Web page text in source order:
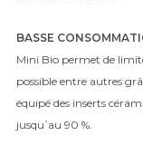
BASSE
Mini Bio permet de
possible entre autres
équipé des inserts
jusqu᾿au 90 %.